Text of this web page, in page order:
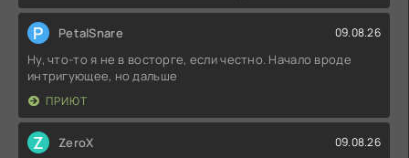
P PetalSnare 09.08.26
Ну, что-то я не в восторге, если честно. Начало вроде
интригующее, но дальше
ПРИЮТ
Z ZeroX 09.08.26